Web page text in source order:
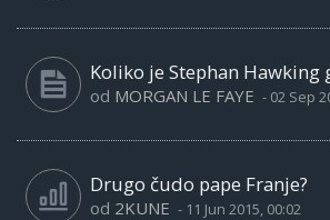
Koliko je Stephan Hawking
od MORGAN LE FAYE - 02 Sep
Drugo čudo pape Franje?
od 2KUNE - 11 Jun 2015, 00:02